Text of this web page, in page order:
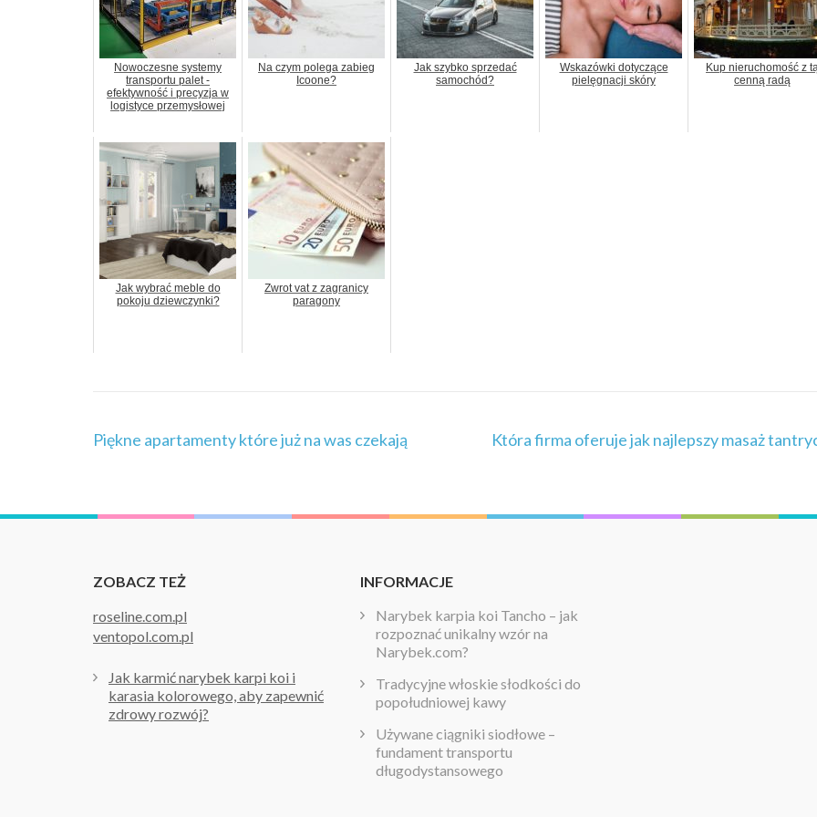
Nowoczesne systemy
transportu palet -
efektywność i precyzja w
logistyce przemysłowej
Na czym polega zabieg
Icoone?
Jak szybko sprzedać
samochód?
Wskazówki dotyczące
pielęgnacji skóry
Kup nieruchomość z
cenną radą
Jak wybrać meble do
pokoju dziewczynki?
Zwrot vat z zagranicy
paragony
Nawigacja
Piękne apartamenty które już na was czekają Która firma oferuje jak najlepszy masaż
ZOBACZ TEŻ
roseline.com.pl
ventopol.com.pl
Jak karmić narybek karpi koi i
karasia kolorowego, aby zapewnić
zdrowy rozwój?
INFORMACJE
Narybek karpia koi Tancho – jak
rozpoznać unikalny wzór na
Narybek.com?
Tradycyjne włoskie słodkości do
popołudniowej kawy
Używane ciągniki siodłowe –
fundament transportu
długodystansowego